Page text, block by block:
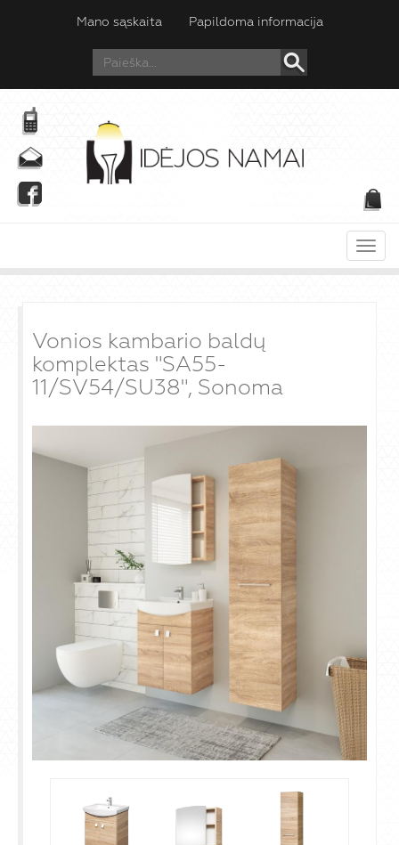
Mano sąskaita Papildoma informacija
Vonios kambario baldų
komplektas "SA55-
11/SV54/SU38", Sonoma